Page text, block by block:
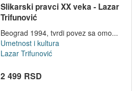
Slikarski pravci XX veka - Lazar
Trifunović
Beograd 1994, tvrdi povez sa omo...
Umetnost i kultura
Lazar Trifunović
2 499 RSD